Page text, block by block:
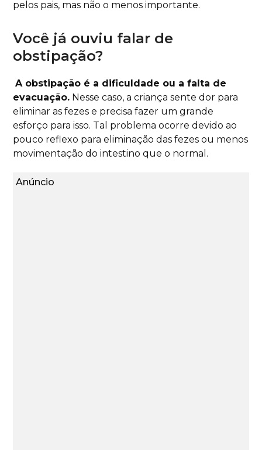
pelos pais, mas não o menos importante.
Você já ouviu falar de
obstipação?
A obstipação é a dificuldade ou a falta de
evacuação. Nesse caso, a criança sente dor para
eliminar as fezes e precisa fazer um grande
esforço para isso. Tal problema ocorre devido ao
pouco reflexo para eliminação das fezes ou menos
movimentação do intestino que o normal.
Anúncio